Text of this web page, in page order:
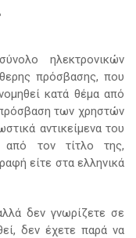
ηλεκτρονικών
πρόσβασης, που
κατά θέμα από
των χρηστών
αντικείμενα του
τον τίτλο της,
είτε στα ελληνικά
δεν γνωρίζετε σε
δεν έχετε παρά να